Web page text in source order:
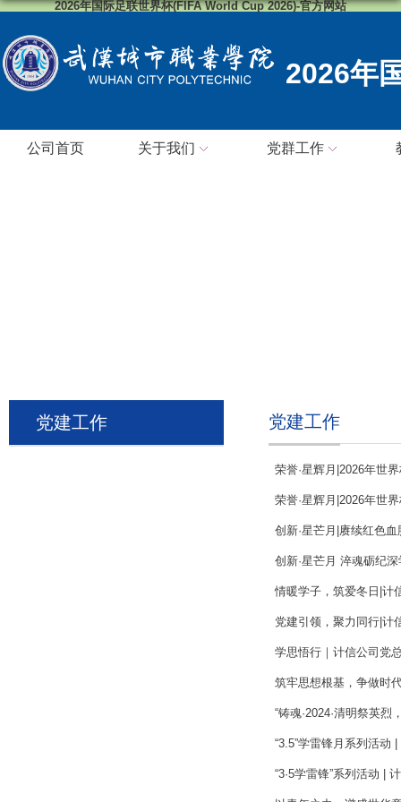
2026年国际足联世界杯(FIFA World Cup 2026)-官方网站
2026年
公司首页 关于我们 党群工作
党建工作 党建工作
荣誉·星辉月|2026年世
荣誉·星辉月|2026年世
创新·星芒月|赓续红色
创新·星芒月 淬魂砺纪
情暖学子，筑爱冬日|计
党建引领，聚力同行|计
学思悟行｜计信公司党
筑牢思想根基，争做时
“铸魂·2024·清明祭英
“3.5”学雷锋月系列活动
“3·5学雷锋”系列活动 |